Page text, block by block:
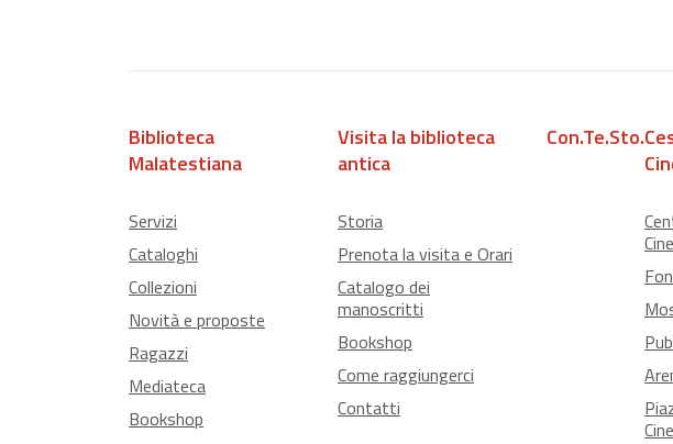
Biblioteca
Malatestiana
Servizi
Cataloghi
Collezioni
Novità e proposte
Ragazzi
Mediateca
Bookshop
Visita la biblioteca
antica
Storia
Prenota la visita e Orari
Catalogo dei
manoscritti
Bookshop
Come raggiungerci
Contatti
Con.Te.Sto.